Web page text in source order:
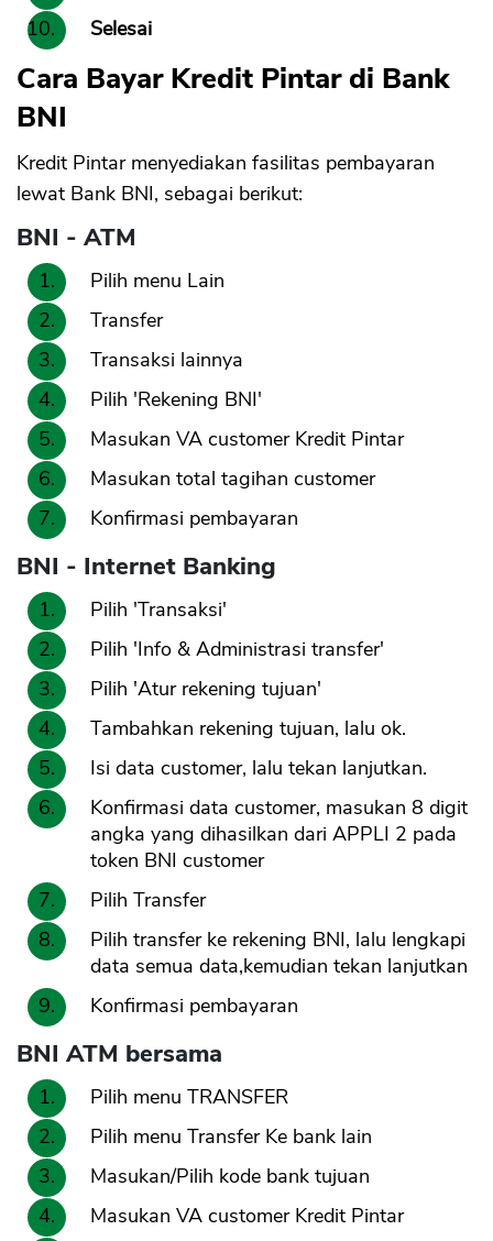
Selesai
Cara Bayar Kredit Pintar di Bank
BNI
Kredit Pintar menyediakan fasilitas pembayaran
lewat Bank BNI, sebagai berikut:
BNI - ATM
Pilih menu Lain
Transfer
Transaksi lainnya
Pilih 'Rekening BNI'
Masukan VA customer Kredit Pintar
Masukan total tagihan customer
Konfirmasi pembayaran
BNI - Internet Banking
Pilih 'Transaksi'
Pilih 'Info & Administrasi transfer'
Pilih 'Atur rekening tujuan'
Tambahkan rekening tujuan, lalu ok.
Isi data customer, lalu tekan lanjutkan.
Konfirmasi data customer, masukan 8 digit
angka yang dihasilkan dari APPLI 2 pada
token BNI customer
Pilih Transfer
Pilih transfer ke rekening BNI, lalu lengkapi
data semua data,kemudian tekan lanjutkan
Konfirmasi pembayaran
BNI ATM bersama
Pilih menu TRANSFER
Pilih menu Transfer Ke bank lain
Masukan/Pilih kode bank tujuan
Masukan VA customer Kredit Pintar